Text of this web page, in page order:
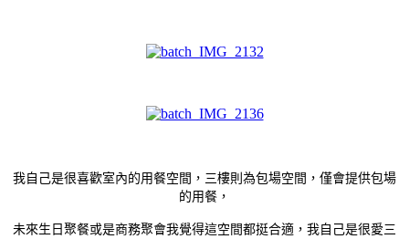
我自己是很喜歡室內的用餐空間，三樓則為包場空間，僅會提供包場
的用餐，
未來生日聚餐或是商務聚會我覺得這空間都挺合適，我自己是很愛三